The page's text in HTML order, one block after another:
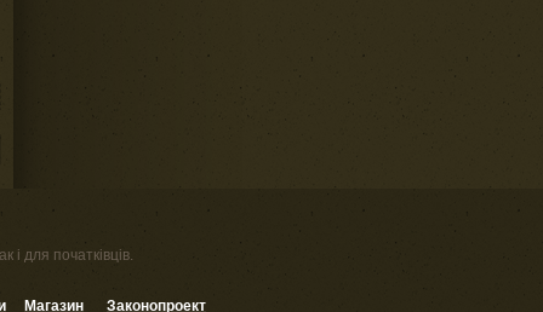
і для початківців.
Магазин Законопроект